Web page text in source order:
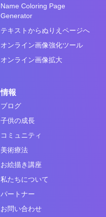
Name Coloring Page
Generator
テキストからぬりえページへ
オンライン画像強化ツール
オンライン画像拡大
情報
ブログ
子供の成長
コミュニティ
美術療法
お絵描き講座
私たちについて
パートナー
お問い合わせ